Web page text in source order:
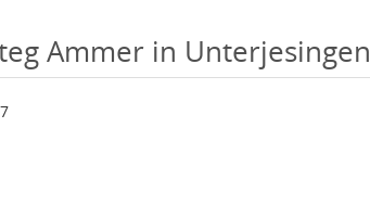
Ammer in Unterjesingen